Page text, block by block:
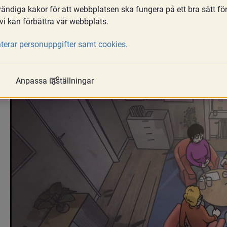
separationer och kriser, olika former
och samarbetssamtal. Avsnitten
föreläsningar.
kakor för att webbplatsen ska fungera på ett bra sätt
kan förbättra vår webbplats.
personuppgifter samt cookies.
Anpassa inställningar